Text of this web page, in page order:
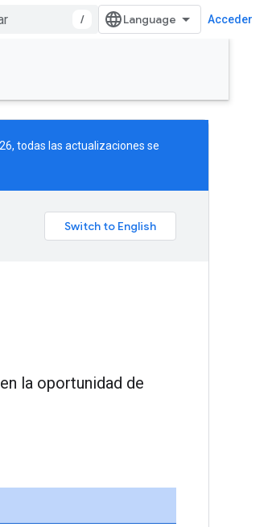
/ Acceder
todas las actualizaciones se
la oportunidad de